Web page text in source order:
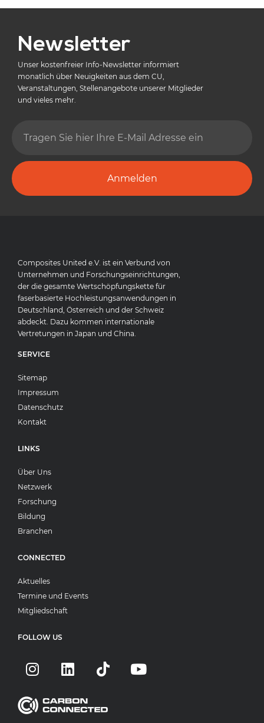
Newsletter
Unser kostenfreier Info-Newsletter informiert
monatlich über Neuigkeiten aus dem CU,
Veranstaltungen, Stellenangebote unserer Mitglieder
und vieles mehr.
Anmelden
Composites United e.V. ist ein Verbund von
Unternehmen und Forschungseinrichtungen,
der die gesamte Wertschöpfungskette für
faserbasierte Hochleistungsanwendungen in
Deutschland, Österreich und der Schweiz
abdeckt. Dazu kommen internationale
Vertretungen in Japan und China.
SERVICE
Sitemap
Impressum
Datenschutz
Kontakt
LINKS
Über Uns
Netzwerk
Forschung
Bildung
Branchen
CONNECTED
Aktuelles
Termine und Events
Mitgliedschaft
FOLLOW US